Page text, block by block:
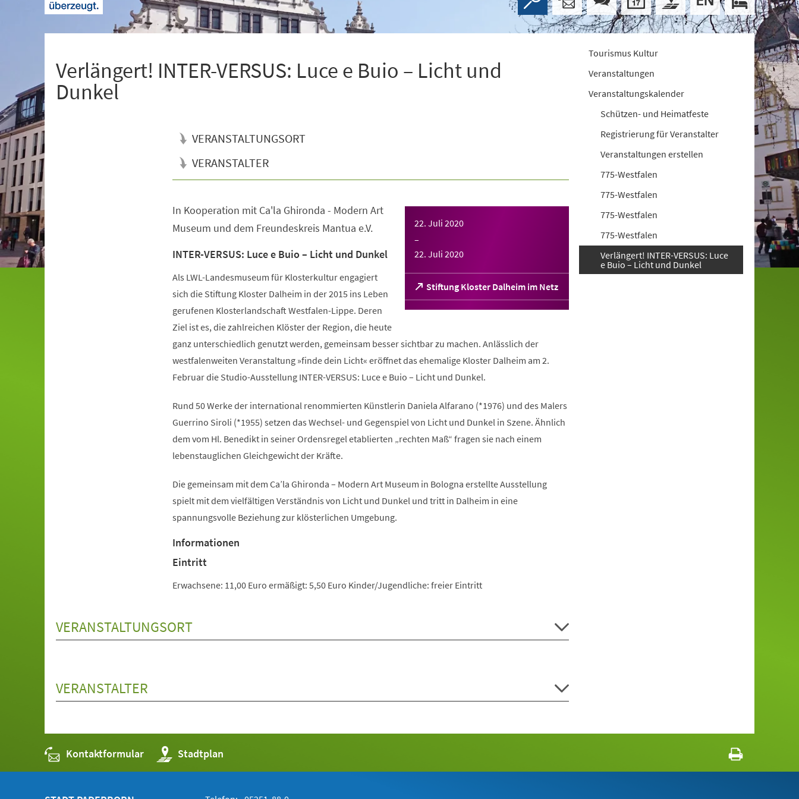
Verlängert! INTER-VERSUS: Luce e Buio – Licht und
Dunkel
VERANSTALTUNGSORT
VERANSTALTER
22. Juli 2020
–
22. Juli 2020
Stiftung Kloster Dalheim im Netz
(Öffnet
in
einem
In Kooperation mit Ca'la Ghironda - Modern Art
Museum und dem Freundeskreis Mantua e.V.
INTER-VERSUS: Luce e Buio – Licht und Dunkel
Als LWL-Landesmuseum für Klosterkultur engagiert
sich die Stiftung Kloster Dalheim in der 2015 ins Leben
gerufenen Klosterlandschaft Westfalen-Lippe. Deren
Ziel ist es, die zahlreichen Klöster der Region, die heute
ganz unterschiedlich genutzt werden, gemeinsam besser sichtbar zu machen. Anlässlich der
westfalenweiten Veranstaltung »finde dein Licht« eröffnet das ehemalige Kloster Dalheim am 2.
Februar die Studio-Ausstellung INTER-VERSUS: Luce e Buio – Licht und Dunkel.
Rund 50 Werke der international renommierten Künstlerin Daniela Alfarano (*1976) und des Malers
Guerrino Siroli (*1955) setzen das Wechsel- und Gegenspiel von Licht und Dunkel in Szene. Ähnlich
dem vom Hl. Benedikt in seiner Ordensregel etablierten „rechten Maß“ fragen sie nach einem
lebenstauglichen Gleichgewicht der Kräfte.
Die gemeinsam mit dem Ca’la Ghironda – Modern Art Museum in Bologna erstellte Ausstellung
spielt mit dem vielfältigen Verständnis von Licht und Dunkel und tritt in Dalheim in eine
spannungsvolle Beziehung zur klösterlichen Umgebung.
Informationen
Eintritt
Erwachsene: 11,00 Euro ermäßigt: 5,50 Euro Kinder/Jugendliche: freier Eintritt
VERANSTALTUNGSORT
VERANSTALTER
Tourismus Kultur
Veranstaltungen
Veranstaltungskalender
Schützen- und Heimatfeste
Registrierung für Veranstalter
Veranstaltungen erstellen
775-Westfalen
775-Westfalen
775-Westfalen
775-Westfalen
Verlängert! INTER-VERSUS: Luce
e Buio – Licht und Dunkel
Kontaktformular Stadtplan
(Öffnet
in
einem